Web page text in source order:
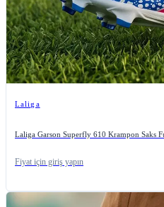
Laliga
Laliga Garson Superfly 610 Krampon Saks
Fiyat için giriş yapın